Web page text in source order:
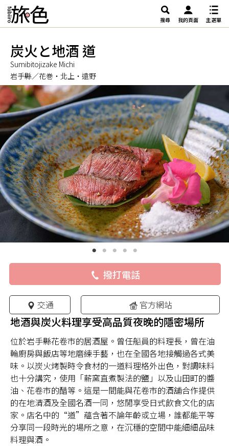
搜尋 我的頁面 主選單
炭火と地酒 道
Sumibitojizake Michi
岩手縣／花巻・北上・遠野
撥打電話
交通 官方網站
地酒與炭火料理享受高品質夜晚的隱密場所
位於岩手縣花卷市的居酒屋。曾任船員的料理長，曾在油
輪廚房與飯店等地磨練手藝，也在全國各地接觸過各式美
味。以炭火烤製時令食材的一道料理格外出色，對調味料
也十分講究，使用「薪窯直煮製法的鹽」以及山田町的醬
油、花卷市的醋等。這是一間能與花卷市的酒舖合作提供
的在地清酒及全國名酒一同，悠閒享受日式飲食文化的店
家。店名中的“道”蘊含著不論年齡或立場，誰都能平等
分享同一段時光的場所之意，在沉穩的空間中能細細品味
料理與酒。